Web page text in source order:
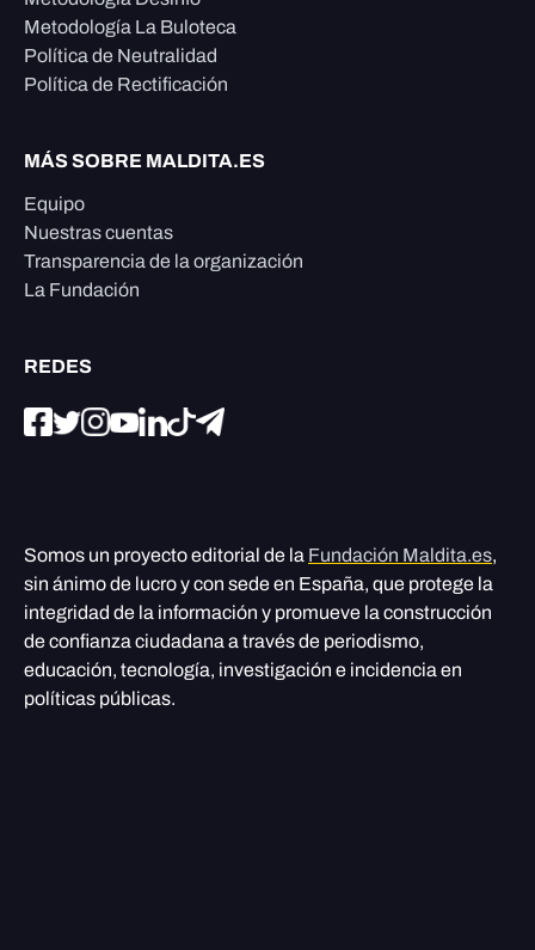
Metodología La Buloteca
Política de Neutralidad
Política de Rectificación
MÁS SOBRE MALDITA.ES
Equipo
Nuestras cuentas
Transparencia de la organización
La Fundación
REDES
Somos un proyecto editorial de la Fundación Maldita.es,
sin ánimo de lucro y con sede en España, que protege la
integridad de la información y promueve la construcción
de confianza ciudadana a través de periodismo,
educación, tecnología, investigación e incidencia en
políticas públicas.